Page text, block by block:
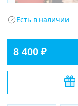
Есть в наличии
8 400 ₽